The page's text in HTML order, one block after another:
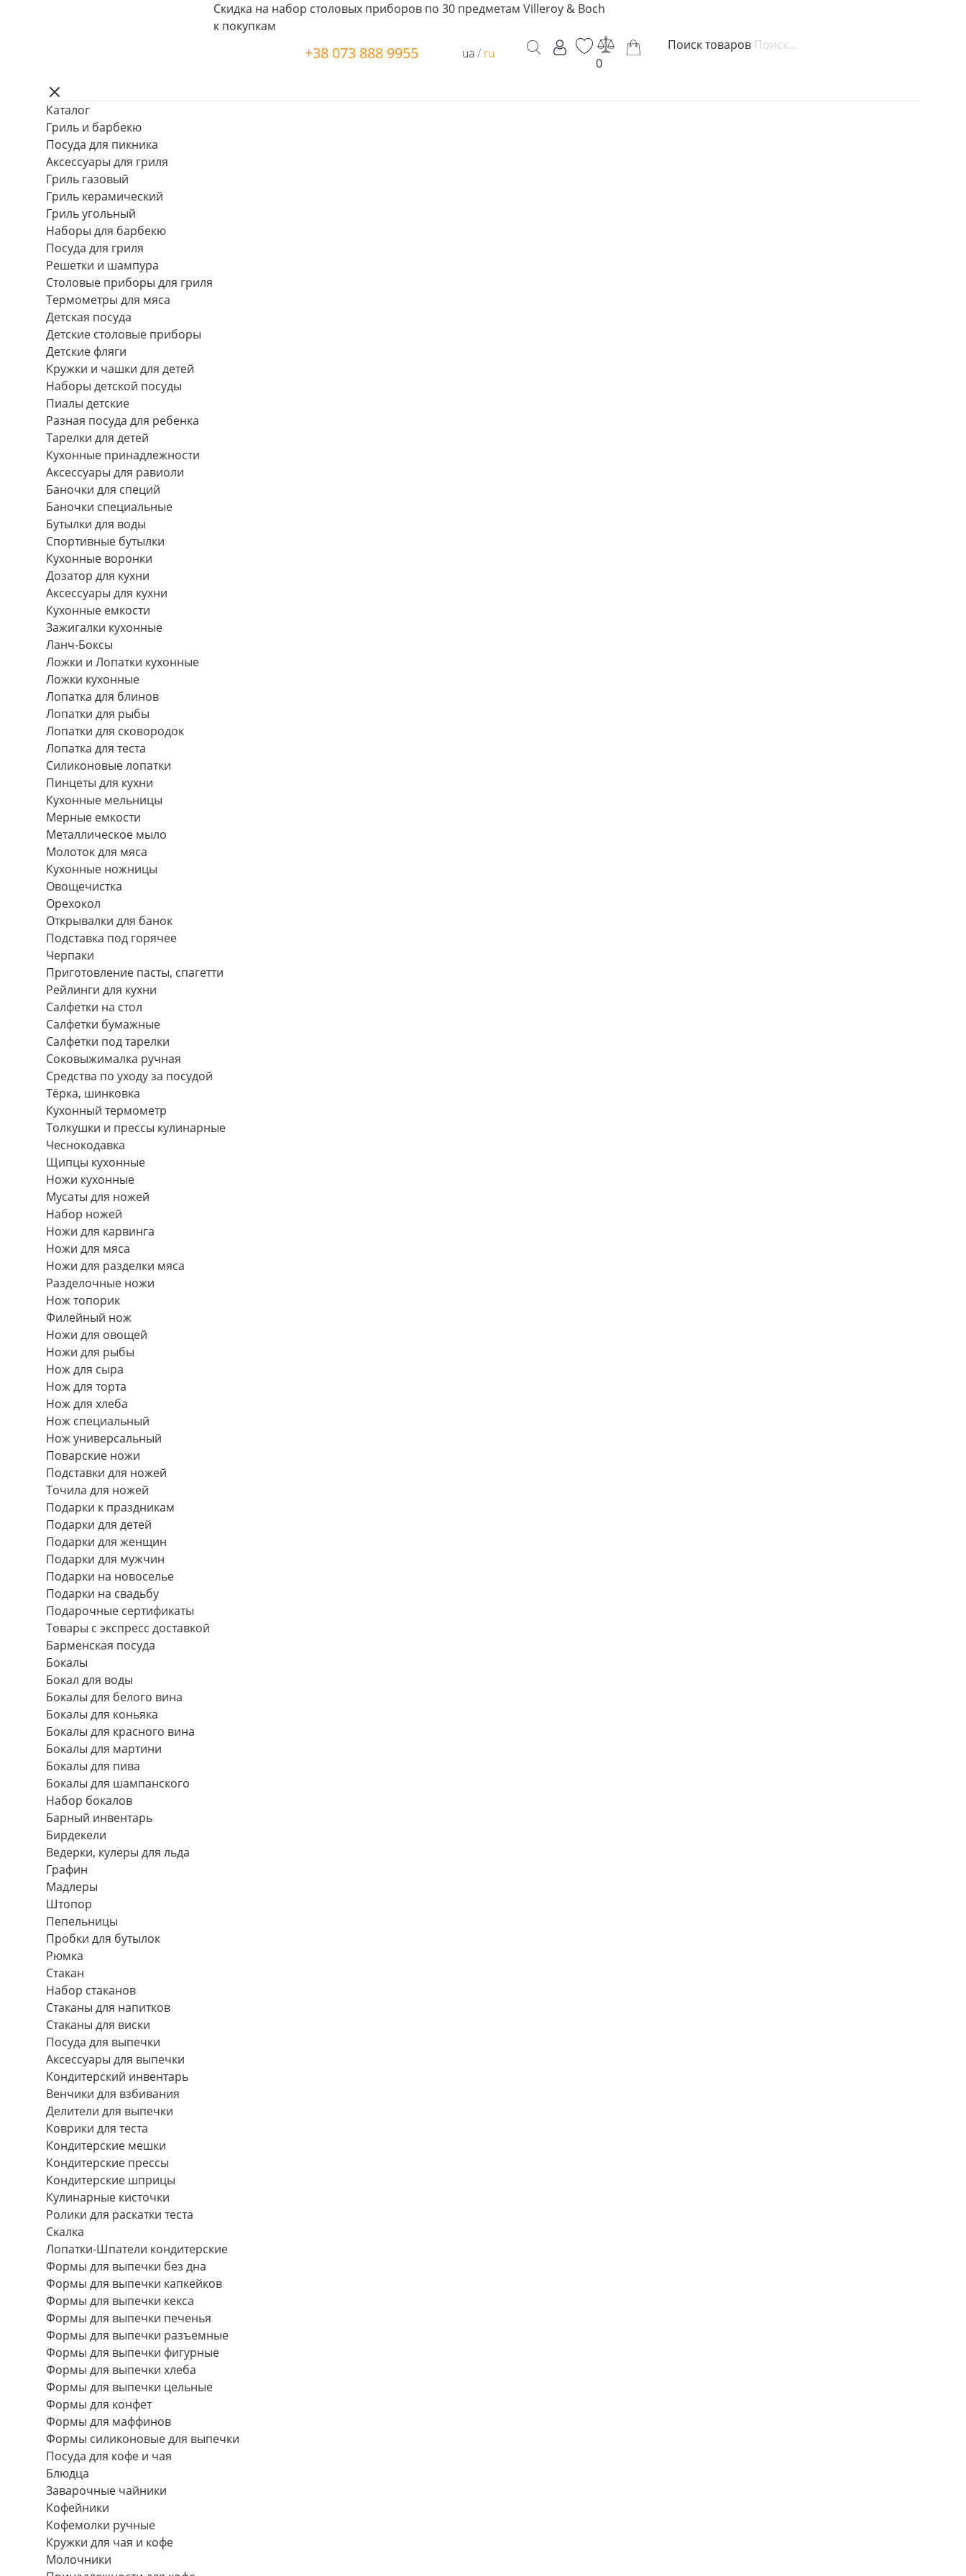
Скидка на набор столовых приборов по 30 предметам Villeroy & Boch
к покупкам
+38 073 888 9955 ua/ ru
0
Поиск товаров
Каталог
Гриль и барбекю
Посуда для пикника
Аксессуары для гриля
Гриль газовый
Гриль керамический
Гриль угольный
Наборы для барбекю
Посуда для гриля
Решетки и шампура
Столовые приборы для гриля
Термометры для мяса
Детская посуда
Детские столовые приборы
Детские фляги
Кружки и чашки для детей
Наборы детской посуды
Пиалы детские
Разная посуда для ребенка
Тарелки для детей
Кухонные принадлежности
Аксессуары для равиоли
Баночки для специй
Баночки специальные
Бутылки для воды
Спортивные бутылки
Кухонные воронки
Дозатор для кухни
Аксессуары для кухни
Кухонные емкости
Зажигалки кухонные
Ланч-Боксы
Ложки и Лопатки кухонные
Ложки кухонные
Лопатка для блинов
Лопатки для рыбы
Лопатки для сковородок
Лопатка для теста
Силиконовые лопатки
Пинцеты для кухни
Кухонные мельницы
Мерные емкости
Металлическое мыло
Молоток для мяса
Кухонные ножницы
Овощечистка
Орехокол
Открывалки для банок
Подставка под горячее
Черпаки
Приготовление пасты, спагетти
Рейлинги для кухни
Салфетки на стол
Салфетки бумажные
Салфетки под тарелки
Соковыжималка ручная
Средства по уходу за посудой
Тëрка, шинковка
Кухонный термометр
Толкушки и прессы кулинарные
Чеснокодавка
Щипцы кухонные
Ножи кухонные
Мусаты для ножей
Набор ножей
Ножи для карвинга
Ножи для мяса
Ножи для разделки мяса
Разделочные ножи
Нож топорик
Филейный нож
Ножи для овощей
Ножи для рыбы
Нож для сыра
Нож для торта
Нож для хлеба
Нож специальный
Нож универсальный
Поварские ножи
Подставки для ножей
Точила для ножей
Подарки к праздникам
Подарки для детей
Подарки для женщин
Подарки для мужчин
Подарки на новоселье
Подарки на свадьбу
Подарочные сертификаты
Товары с экспресс доставкой
Барменская посуда
Бокалы
Бокал для воды
Бокалы для белого вина
Бокалы для коньяка
Бокалы для красного вина
Бокалы для мартини
Бокалы для пива
Бокалы для шампанского
Набор бокалов
Барный инвентарь
Бирдекели
Ведерки, кулеры для льда
Графин
Мадлеры
Штопор
Пепельницы
Пробки для бутылок
Рюмка
Стакан
Набор стаканов
Стаканы для напитков
Стаканы для виски
Посуда для выпечки
Аксессуары для выпечки
Кондитерский инвентарь
Венчики для взбивания
Делители для выпечки
Коврики для теста
Кондитерские мешки
Кондитерские прессы
Кондитерские шприцы
Кулинарные кисточки
Ролики для раскатки теста
Скалка
Лопатки-Шпатели кондитерские
Формы для выпечки без дна
Формы для выпечки капкейков
Формы для выпечки кекса
Формы для выпечки печенья
Формы для выпечки разъемные
Формы для выпечки фигурные
Формы для выпечки хлеба
Формы для выпечки цельные
Формы для конфет
Формы для маффинов
Формы силиконовые для выпечки
Посуда для кофе и чая
Блюдца
Заварочные чайники
Кофейники
Кофемолки ручные
Кружки для чая и кофе
Молочники